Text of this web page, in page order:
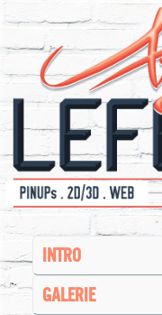
INTRO
GALERIE